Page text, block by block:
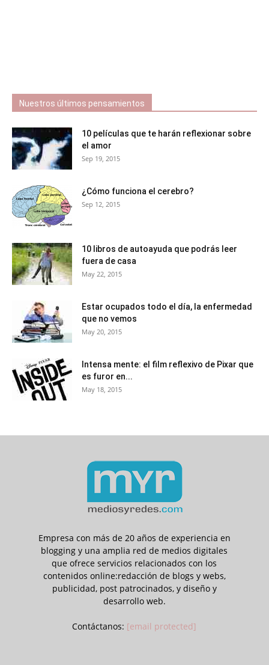
Nuestros últimos pensamientos
10 películas que te harán reflexionar sobre
el amor
Sep 19, 2015
¿Cómo funciona el cerebro?
Sep 12, 2015
10 libros de autoayuda que podrás leer
fuera de casa
May 22, 2015
Estar ocupados todo el día, la enfermedad
que no vemos
May 20, 2015
Intensa mente: el film reflexivo de Pixar que
es furor en...
May 18, 2015
Empresa con más de 20 años de experiencia en
blogging y una amplia red de medios digitales
que ofrece servicios relacionados con los
contenidos online:redacción de blogs y webs,
publicidad, post patrocinados, y diseño y
desarrollo web.
Contáctanos: [email protected]